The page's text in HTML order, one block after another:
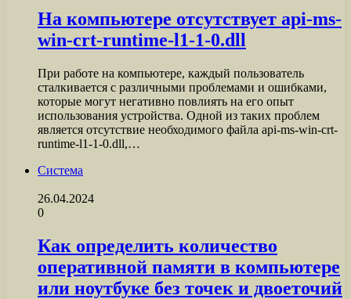
На компьютере отсутствует api-ms-
win-crt-runtime-l1-1-0.dll
При работе на компьютере, каждый пользователь
сталкивается с различными проблемами и ошибками,
которые могут негативно повлиять на его опыт
использования устройства. Одной из таких проблем
является отсутствие необходимого файла api-ms-win-crt-
runtime-l1-1-0.dll,…
Система
26.04.2024
0
Как определить количество
оперативной памяти в компьютере
или ноутбуке без точек и двоеточий